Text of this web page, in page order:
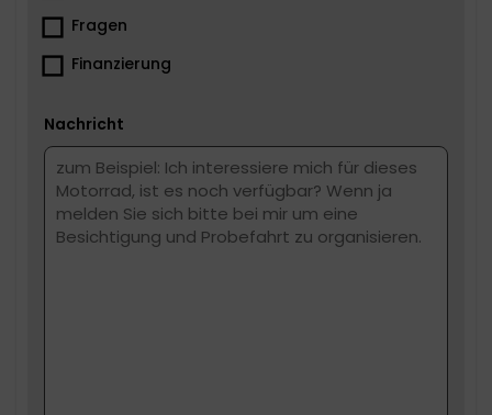
Fragen
Finanzierung
Nachricht